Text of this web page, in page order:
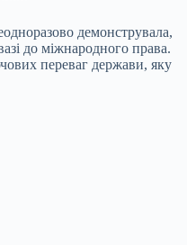
демонструвала,
до міжнародного права.
переваг держави, яку